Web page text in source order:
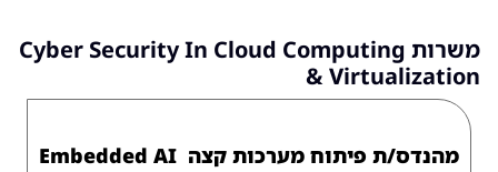
משרות Cyber Security In Cloud Computing
& Virtualization
מהנדס/ת פיתוח מערכות קצה Embedded AI